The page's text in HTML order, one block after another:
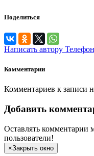
Поделиться
Написать автору Телефон
Комментарии
Комментариев к записи
Добавить
Оставлять комментарии
пользователи!
×Закрыть окно